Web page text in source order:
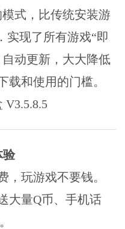
式，比传统安装游
实现了所有游戏“即
动更新，大大降低
载和使用的门槛。
玩游戏不要钱。
大量Q币、手机话